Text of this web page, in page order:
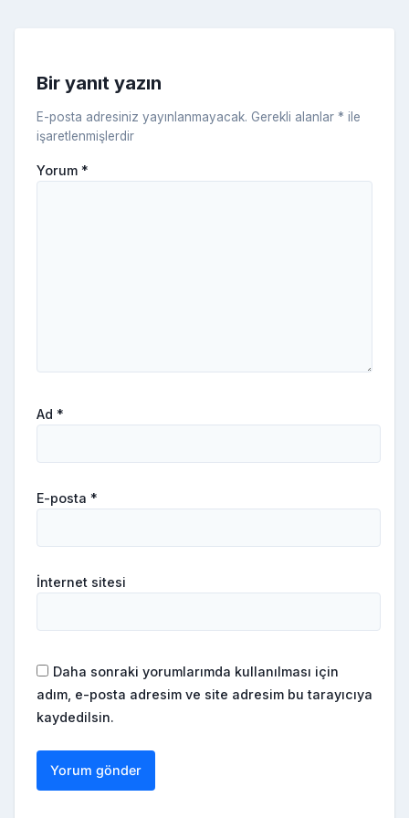
ki
Bir yanıt yazın
E-posta adresiniz yayınlanmayacak. Gerekli alanlar * ile
işaretlenmişlerdir
Yorum *
Ad *
E-posta *
İnternet sitesi
Daha sonraki yorumlarımda kullanılması için
adım, e-posta adresim ve site adresim bu tarayıcıya
kaydedilsin.